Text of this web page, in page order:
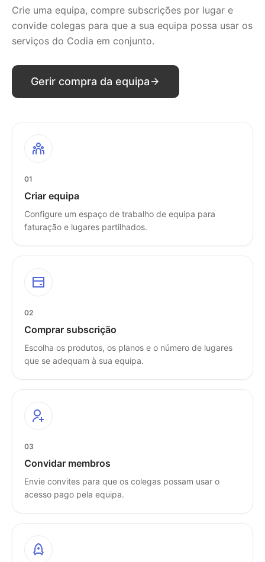
Crie uma equipa, compre subscrições por lugar e
convide colegas para que a sua equipa possa usar os
serviços do Codia em conjunto.
Gerir compra da equipa
01
Criar equipa
Configure um espaço de trabalho de equipa para
faturação e lugares partilhados.
02
Comprar subscrição
Escolha os produtos, os planos e o número de lugares
que se adequam à sua equipa.
03
Convidar membros
Envie convites para que os colegas possam usar o
acesso pago pela equipa.